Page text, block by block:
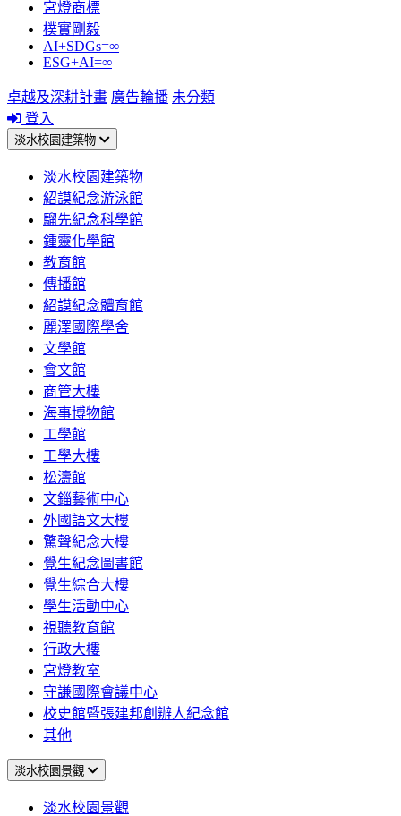
宮燈商標
樸實剛毅
AI+SDGs=∞
ESG+AI=∞
卓越及深耕計畫 廣告輪播 未分類
登入
淡水校園建築物
淡水校園建築物
紹謨紀念游泳館
騮先紀念科學館
鍾靈化學館
教育館
傳播館
紹謨紀念體育館
麗澤國際學舍
文學館
會文館
商管大樓
海事博物館
工學館
工學大樓
松濤館
文錙藝術中心
外國語文大樓
驚聲紀念大樓
覺生紀念圖書館
覺生綜合大樓
學生活動中心
視聽教育館
行政大樓
宮燈教室
守謙國際會議中心
校史館暨張建邦創辦人紀念館
其他
淡水校園景觀
淡水校園景觀